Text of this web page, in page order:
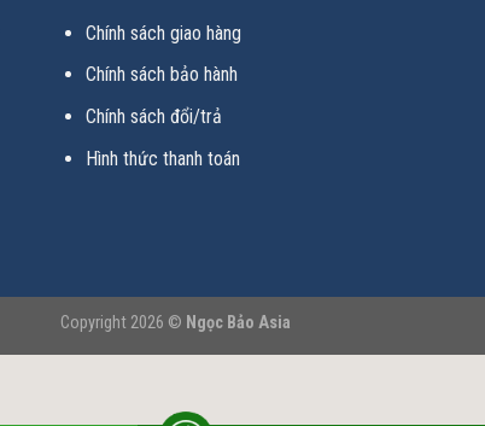
Chính sách giao hàng
Chính sách bảo hành
Chính sách đổi/trả
Hình thức thanh toán
Copyright 2026 © Ngọc Bảo Asia